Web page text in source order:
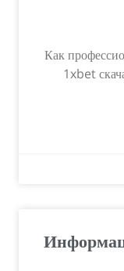
Как
1xbet